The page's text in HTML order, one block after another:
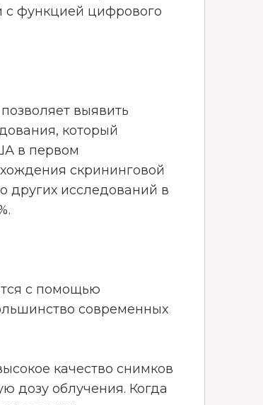
с функцией цифрового
выявить
который
в первом
скрининговой
других исследований в
с помощью
современных
качество снимков
дозу облучения. Когда